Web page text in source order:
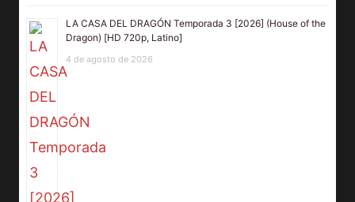
LA CASA DEL DRAGÓN Temporada 3 [2026] (House of the
Dragon) [HD 720p, Latino]
4 de agosto de 2026